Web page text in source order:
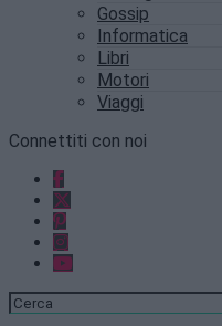
Gossip
Informatica
Libri
Motori
Viaggi
Connettiti con noi